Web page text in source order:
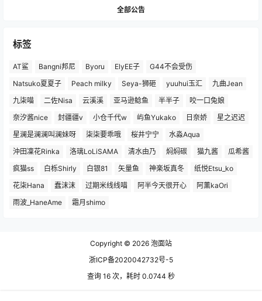
全部公告
标签
AT鲨 Bangni邦尼 Byoru ElyEE子
G44不会受伤
Natsuko夏夏子
Peach milky Seya-狮砸 yuuhui玉汇
九曲Jean
九柒喵
二佐Nisa 云溪溪 亚马逊鲶鱼 半半子
咬一口兔娘
奈汐酱nice
封疆疆v 小仓千代w 屿鱼Yukako 日奈娇
星之迟迟
星澜是澜澜叫澜妹呀
柒柒要乖哦 桜井宁宁
水淼Aqua
沖田凜花Rinka
洛璃LoLiSAMA 清水由乃 焖焖碳 猫九酱
瓜希酱
疯猫ss
白栎Shirly 白银81 矢量鱼 神楽坂真冬
纸悦Etsu_ko
花柒Hana
蠢沫沫 过期米线线喵 阿半今天很开心
阿薰kaOri
雨波_HaneAme
霜月shimo
Copyright © 2026 泡面站
浙ICP备2020042732号-5
查询 16 次，耗时 0.0744 秒